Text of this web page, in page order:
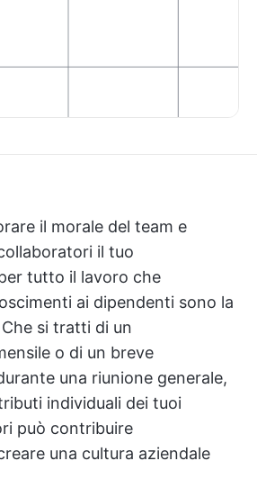
il morale del team e
il tuo
tutto il lavoro che
ai dipendenti sono la
si tratti di un
o di un breve
una riunione generale,
individuali dei tuoi
può contribuire
una cultura aziendale